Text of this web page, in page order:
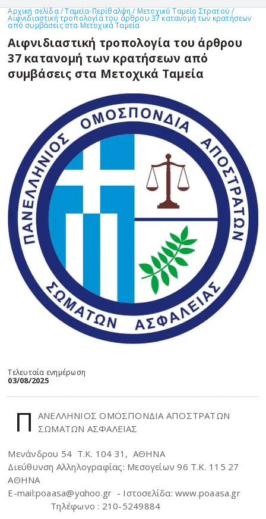
Αρχική σελίδα/Ταμεία-Περίθαλψη /Μετοχικό Ταμείο Στρατού/
Αιφνιδιαστική τροπολογία του άρθρου 37 κατανομή των κρατήσεων
από συμβάσεις στα Μετοχικά Ταμεία
Αιφνιδιαστική τροπολογία του άρθρου
37 κατανομή των κρατήσεων από
συμβάσεις στα Μετοχικά Ταμεία
Τελευταία ενημέρωση
03/08/2025
Π ΑΝΕΛΛΗΝΙΟΣ ΟΜΟΣΠΟΝΔΙΑ ΑΠΟΣΤΡΑΤΩΝ
ΣΩΜΑΤΩΝ ΑΣΦΑΛΕΙΑΣ
Μενάνδρου 54 Τ.Κ. 104 31, ΑΘΗΝΑ
Διεύθυνση Αλληλογραφίας: Μεσογείων 96 Τ.Κ. 115 27
ΑΘΗΝΑ
Ε-mail:poaasa@yαhoo.gr - Ιστοσελίδα: www.poaasa.gr
Τηλέφωνο : 210-5249884